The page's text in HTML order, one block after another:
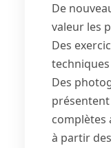
De
valeur les
Des
Des
complètes
à partir